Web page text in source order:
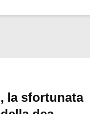
la sfortunata